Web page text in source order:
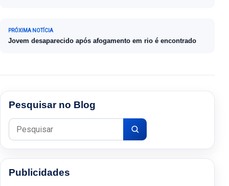
PRÓXIMA NOTÍCIA
Jovem desaparecido após afogamento em rio é encontrado
Pesquisar no Blog
Pesquisar por:
Publicidades